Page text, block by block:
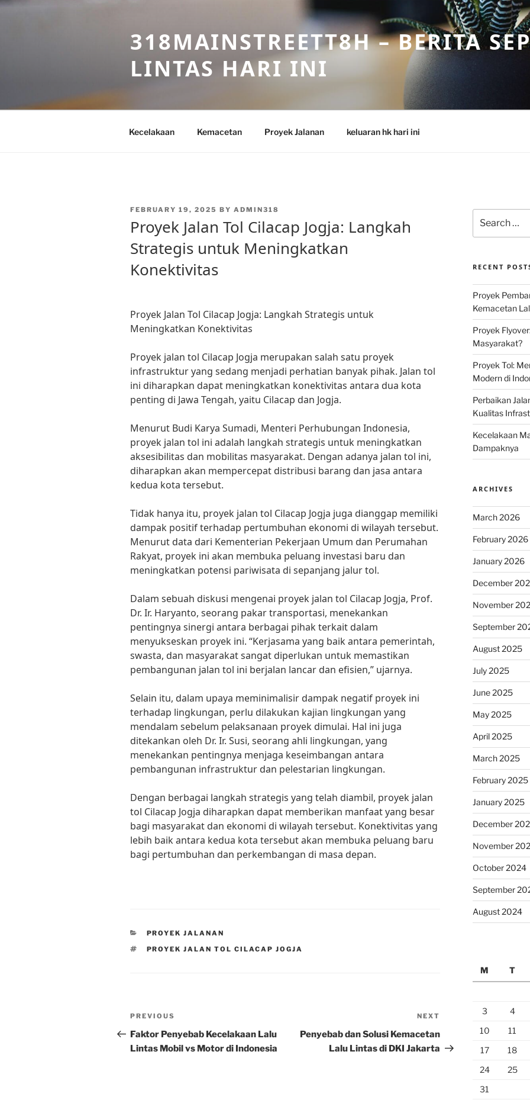
Skip
318MAINSTREETT8H – BERITA
LINTAS HARI INI
Kecelakaan Kemacetan Proyek Jalanan keluaran hk hari ini
POSTED
FEBRUARY 19, 2025 BY ADMIN318
Proyek Jalan Tol Cilacap Jogja: Langkah
Strategis untuk Meningkatkan
Konektivitas
Proyek Jalan Tol Cilacap Jogja: Langkah Strategis untuk
Meningkatkan Konektivitas
Proyek jalan tol Cilacap Jogja merupakan salah satu proyek
infrastruktur yang sedang menjadi perhatian banyak pihak. Jalan tol
ini diharapkan dapat meningkatkan konektivitas antara dua kota
penting di Jawa Tengah, yaitu Cilacap dan Jogja.
Menurut Budi Karya Sumadi, Menteri Perhubungan Indonesia,
proyek jalan tol ini adalah langkah strategis untuk meningkatkan
aksesibilitas dan mobilitas masyarakat. Dengan adanya jalan tol ini,
diharapkan akan mempercepat distribusi barang dan jasa antara
kedua kota tersebut.
Tidak hanya itu, proyek jalan tol Cilacap Jogja juga dianggap memiliki
dampak positif terhadap pertumbuhan ekonomi di wilayah tersebut.
Menurut data dari Kementerian Pekerjaan Umum dan Perumahan
Rakyat, proyek ini akan membuka peluang investasi baru dan
meningkatkan potensi pariwisata di sepanjang jalur tol.
Dalam sebuah diskusi mengenai proyek jalan tol Cilacap Jogja, Prof.
Dr. Ir. Haryanto, seorang pakar transportasi, menekankan
pentingnya sinergi antara berbagai pihak terkait dalam
menyukseskan proyek ini. “Kerjasama yang baik antara pemerintah,
swasta, dan masyarakat sangat diperlukan untuk memastikan
pembangunan jalan tol ini berjalan lancar dan efisien,” ujarnya.
Selain itu, dalam upaya meminimalisir dampak negatif proyek ini
terhadap lingkungan, perlu dilakukan kajian lingkungan yang
mendalam sebelum pelaksanaan proyek dimulai. Hal ini juga
ditekankan oleh Dr. Ir. Susi, seorang ahli lingkungan, yang
menekankan pentingnya menjaga keseimbangan antara
pembangunan infrastruktur dan pelestarian lingkungan.
Dengan berbagai langkah strategis yang telah diambil, proyek jalan
tol Cilacap Jogja diharapkan dapat memberikan manfaat yang besar
bagi masyarakat dan ekonomi di wilayah tersebut. Konektivitas yang
lebih baik antara kedua kota tersebut akan membuka peluang baru
bagi pertumbuhan dan perkembangan di masa depan.
CATEGORIES
PROYEK JALANAN
TAGS
PROYEK JALAN TOL CILACAP JOGJA
Post
navigation
Previous
Post
PREVIOUS
Faktor Penyebab Kecelakaan Lalu
Lintas Mobil vs Motor di Indonesia
Post
NEXT
Penyebab dan Solusi Kemacetan
Lalu Lintas di DKI Jakarta
for:
RECENT
Proyek
Kemacetan
Proyek
Masyarakat?
Proyek Tol:
Modern di
Perbaikan
Kualitas
Kecelakaan
Dampaknya
ARCHIVES
March 2026
February 2026
January 2026
December
November
September
August 2025
July 2025
June 2025
May 2025
April 2025
March 2025
February 2025
January 2025
December
November
October 2024
September
August 2024
M
T
3
4
10
11
17
18
24
25
31